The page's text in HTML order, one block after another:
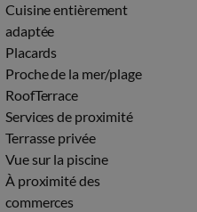
Cuisine entièrement
adaptée
Placards
Proche de la mer/plage
RoofTerrace
Services de proximité
Terrasse privée
Vue sur la piscine
À proximité des
commerces